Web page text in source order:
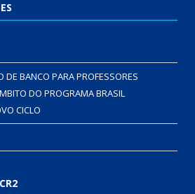
DE BANCO PARA PROFESSORES
DO PROGRAMA BRASIL
CICLO